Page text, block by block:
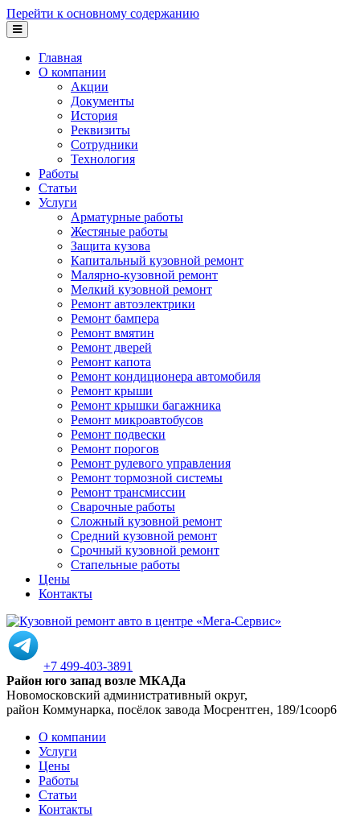
Перейти к основному содержанию
Главная
О компании
Акции
Документы
История
Реквизиты
Сотрудники
Технология
Работы
Статьи
Услуги
Арматурные работы
Жестяные работы
Защита кузова
Капитальный кузовной ремонт
Малярно-кузовной ремонт
Мелкий кузовной ремонт
Ремонт автоэлектрики
Ремонт бампера
Ремонт вмятин
Ремонт дверей
Ремонт капота
Ремонт кондиционера автомобиля
Ремонт крыши
Ремонт крышки багажника
Ремонт микроавтобусов
Ремонт подвески
Ремонт порогов
Ремонт рулевого управления
Ремонт тормозной системы
Ремонт трансмиссии
Сварочные работы
Сложный кузовной ремонт
Средний кузовной ремонт
Срочный кузовной ремонт
Стапельные работы
Цены
Контакты
+7 499-403-3891
Район юго запад возле МКАДа
Новомосковский административный округ,
район Коммунарка, посёлок завода Мосрентген, 189/1соор6
О компании
Услуги
Цены
Работы
Статьи
Контакты